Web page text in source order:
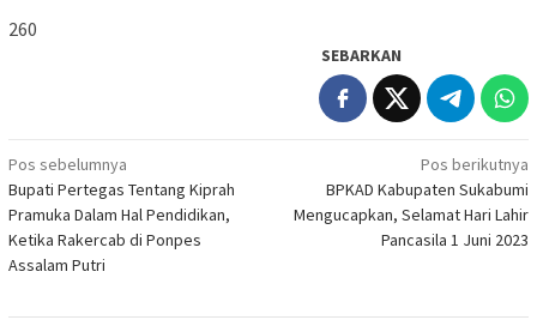
260
SEBARKAN
Navigasi
pos
Pos sebelumnya
Bupati Pertegas Tentang Kiprah
Pramuka Dalam Hal Pendidikan,
Ketika Rakercab di Ponpes
Assalam Putri
Pos berikutnya
BPKAD Kabupaten Sukabumi
Mengucapkan, Selamat Hari Lahir
Pancasila 1 Juni 2023